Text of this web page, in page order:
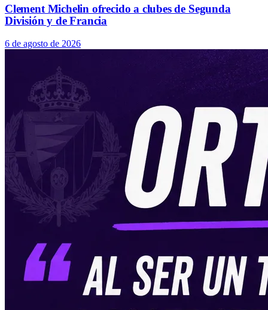
Clement Michelin ofrecido a clubes de Segunda
División y de Francia
6 de agosto de 2026